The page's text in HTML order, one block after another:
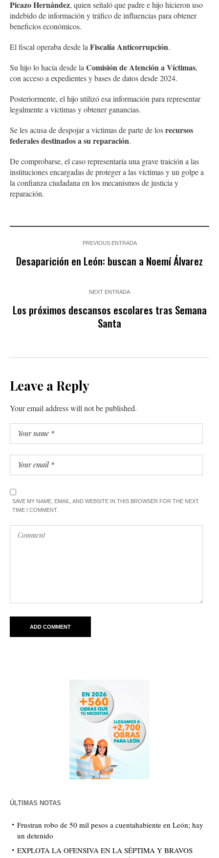
Picazo Hernández, quien señaló que padre e hijo hicieron uso
indebido de información y tráfico de influencias para obtener
beneficios económicos.
El fiscal operaba desde la Fiscalía Anticorrupción.
Su hijo lo hacía desde la Comisión de Atención a Víctimas,
con acceso a expedientes y bases de datos desde 2024.
Posteriormente, el hijo utilizó esa información para representar
legalmente a víctimas y obtener ganancias.
Se les acusa de despojar a víctimas de parte de losrecursos
federales destinados a su reparación.
De comprobarse, el caso representaría una grave traición a las
instituciones encargadas de proteger a las víctimas y un golpe a
la confianza ciudadana en los mecanismos de justicia y
reparación.
PREVIOUS ENTRADA
Desaparición en León: buscan a Noemí Álvarez
NEXT ENTRADA
Los próximos descansos escolares tras Semana
Santa
Leave a Reply
Your email address will not be published.
SAVE MY NAME, EMAIL, AND WEBSITE IN THIS BROWSER FOR THE NEXT
TIME I COMMENT.
ÚLTIMAS NOTAS
Frustran robo de 50 mil pesos a cuentahabiente en León; hay
un detenido
EXPLOTA LA OFENSIVA EN LA SÉPTIMA Y BRAVOS